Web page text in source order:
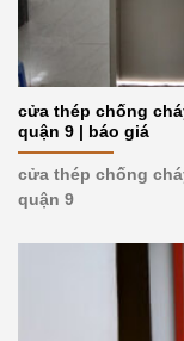
cửa thép chống
quận 9 | báo giá
cửa thép chống
quận 9